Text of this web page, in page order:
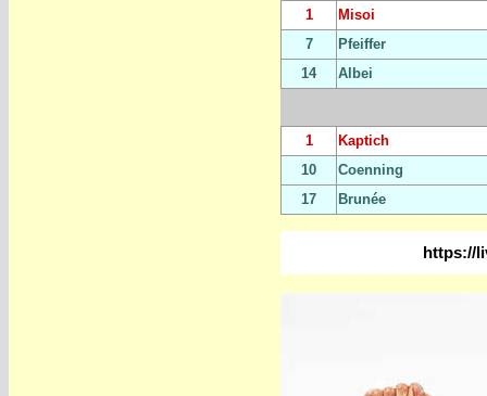
1
Misoi
7
Pfeiffer
14
Albei
1
Kaptich
10
Coenning
17
Brunée
https://